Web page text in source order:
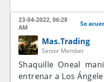
Please comment on
Place your order NOW
De su parte,
Grandes Ligas en
alcanzadas (42),
cuadrangulares, 10
en la semana.
23-04-2022, 06:28
AM
Se
Mas.Trading
Senior Member
Shaquille Oneal
entrenar a Los